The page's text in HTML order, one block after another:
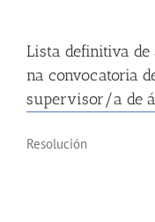
Lista definitiva
na convocatoria
supervisor/a de
Resolución